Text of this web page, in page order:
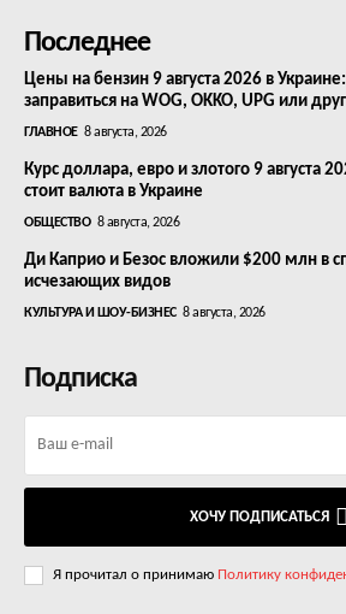
Последнее
Цены на бензин 9 августа 2026 в
заправиться на WOG, OKKO, UPG или
ГЛАВНОЕ 8 августа, 2026
Курс доллара, евро и злотого 9 августа
стоит валюта в Украине
ОБЩЕСТВО 8 августа, 2026
Ди Каприо и Безос вложили $200 млн в
исчезающих видов
КУЛЬТУРА И ШОУ-БИЗНЕС 8 августа, 2026
Подписка
ХОЧУ ПОДПИСАТЬСЯ
Я прочитал о принимаю Политику